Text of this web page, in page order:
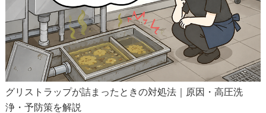
グリストラップが詰まったときの対処法｜原因・高圧洗
浄・予防策を解説